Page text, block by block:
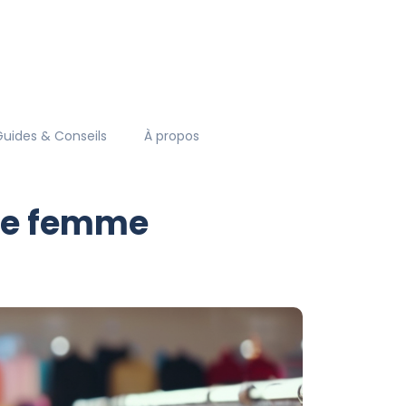
& Conseils À propos
femme